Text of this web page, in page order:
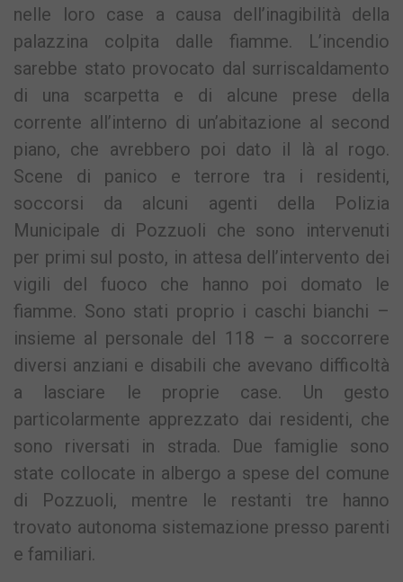
nelle loro case a causa dell’inagibilità della
palazzina colpita dalle fiamme. L’incendio
sarebbe stato provocato dal surriscaldamento
di una scarpetta e di alcune prese della
corrente all’interno di un’abitazione al second
piano, che avrebbero poi dato il là al rogo.
Scene di panico e terrore tra i residenti,
soccorsi da alcuni agenti della Polizia
Municipale di Pozzuoli che sono intervenuti
per primi sul posto, in attesa dell’intervento dei
vigili del fuoco che hanno poi domato le
fiamme. Sono stati proprio i caschi bianchi –
insieme al personale del 118 – a soccorrere
diversi anziani e disabili che avevano difficoltà
a lasciare le proprie case. Un gesto
particolarmente apprezzato dai residenti, che
sono riversati in strada. Due famiglie sono
state collocate in albergo a spese del comune
di Pozzuoli, mentre le restanti tre hanno
trovato autonoma sistemazione presso parenti
e familiari.